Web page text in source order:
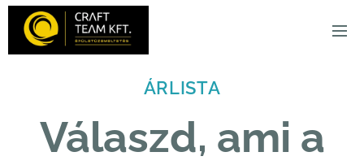
ÁRLISTA
Válaszd, ami a